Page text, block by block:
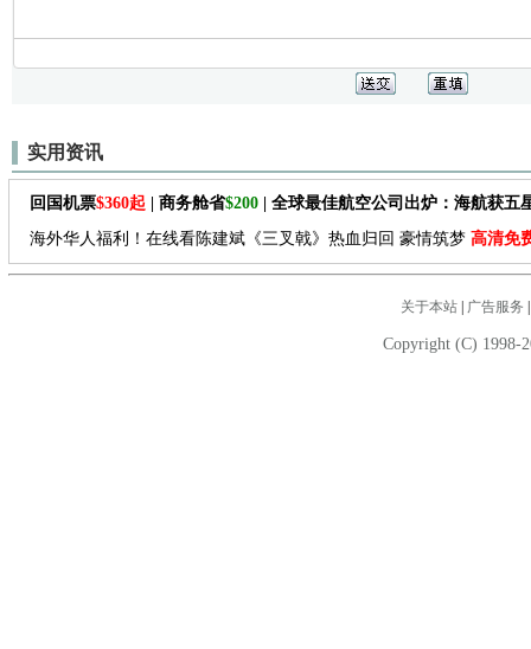
实用资讯
回国机票$360起 | 商务舱省$200 | 全球最佳航空公司出炉：海航获五
海外华人福利！在线看陈建斌《三叉戟》热血归回 豪情筑梦 高清免
关于本站| 广告服务
Copyright (C) 1998-